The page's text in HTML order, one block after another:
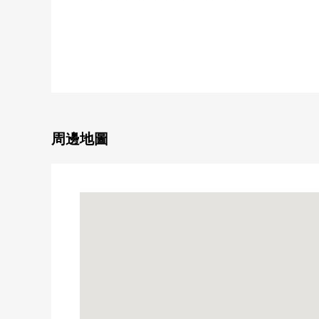
0 有防止犯罪鐵卷門的西南採光房
周邊地圖